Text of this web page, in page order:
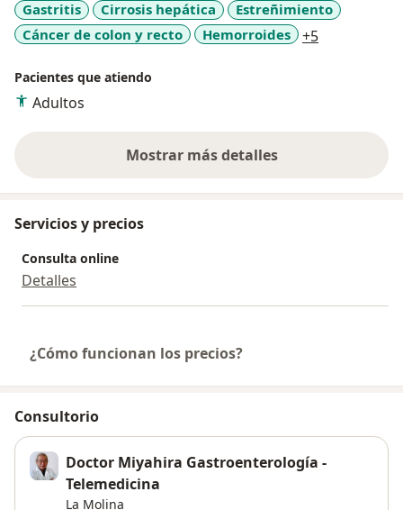
Gastritis Cirrosis hepática
Estreñimiento
Cáncer de colon y recto
Hemorroides +5
Pacientes que atiendo
Adultos
Mostrar más detalles
sobre la experiencia
Servicios y precios
Consulta online
Detalles
¿Cómo funcionan los precios?
Consultorio
Doctor Miyahira Gastroenterología -
Telemedicina
La Molina